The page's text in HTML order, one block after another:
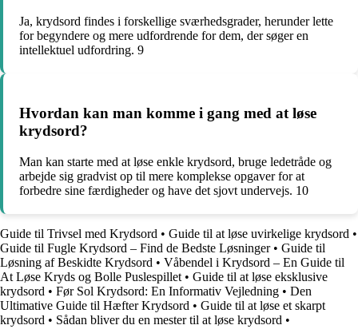
Ja, krydsord findes i forskellige sværhedsgrader, herunder lette
for begyndere og mere udfordrende for dem, der søger en
intellektuel udfordring. 9
Hvordan kan man komme i gang med at løse
krydsord?
Man kan starte med at løse enkle krydsord, bruge ledetråde og
arbejde sig gradvist op til mere komplekse opgaver for at
forbedre sine færdigheder og have det sjovt undervejs. 10
Guide til Trivsel med Krydsord • Guide til at løse uvirkelige krydsord •
Guide til Fugle Krydsord – Find de Bedste Løsninger• Guide til
Løsning af Beskidte Krydsord • Våbendel i Krydsord – En Guide til
At Løse Kryds og Bolle Puslespillet • Guide til at løse eksklusive
krydsord • Før Sol Krydsord: En Informativ Vejledning • Den
Ultimative Guide til Hæfter Krydsord • Guide til at løse et skarpt
krydsord • Sådan bliver du en mester til at løse krydsord •